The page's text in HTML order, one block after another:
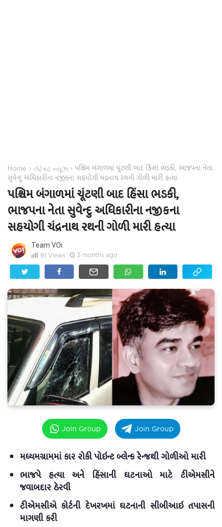
Home › લેટેસ્ટ ન્યૂઝ › પશ્ચિમ બંગાળમાં ચૂંટણી બાદ હિંસા ભડકી, ભાજપના નેતા
સુવેન્દુ અધિકારીના નજીકના સહયોગી ચંદ્રનાથ રથની ગોળી મારી હત્યા
પશ્ચિમ બંગાળમાં ચૂંટણી બાદ હિંસા ભડકી,
ભાજપના નેતા સુવેન્દુ અધિકારીના નજીકના
સહયોગી ચંદ્રનાથ રથની ગોળી મારી હત્યા
Team VOi
91 Views 3 months ago
Join Group Join Group
મધ્યમગ્રામમાં કાર રોકી પોઇન્ટ બ્લેન્ક રેન્જથી ગોળીઓ મારી
ભાજપે હત્યા અને હિંસાની ઘટનાઓ માટે ટીએમસીને
જવાબદાર ઠેરવી
ટીએમસીએ કોર્ટની દેખરખમાં ઘટનાની સીબીઆઇ તપાસની
માગણી કરી